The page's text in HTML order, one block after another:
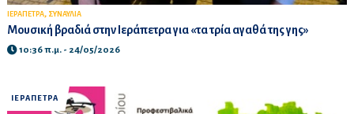
ΙΕΡΑΠΕΤΡΑ, ΣΥΝΑΥΛΙΑ
Μουσική βραδιά στην Ιεράπετρα για «τα τρία αγαθά της γης»
10:36 π.μ. - 24/05/2026
ΙΕΡΑΠΕΤΡΑ